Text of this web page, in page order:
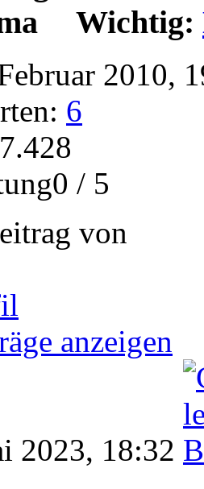
Wichtig:
2010,
6
/ 5
von
anzeigen
2023, 18:32